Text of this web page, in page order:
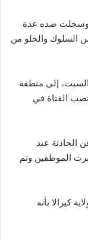
وسجلت ضده عدة
السلوك والخلو من
إلى منطقة
الفتاة في
الحادثة عند
الموظفين وتم
كيرالا بأنه